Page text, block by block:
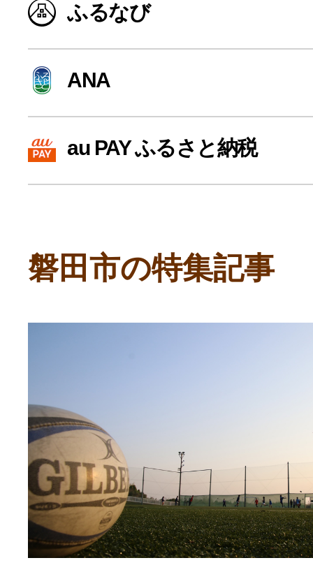
よく見られている返礼品
ふるさと納税徹底比較
寄付上限額シミュレーション
副業・パラレルワーカー
個人事業主・フリーラン
ふるさと納税の基礎知識
10秒ぴったり診断
ふるなび
ANA
au PAY ふるさと納税
磐田市の特集記事